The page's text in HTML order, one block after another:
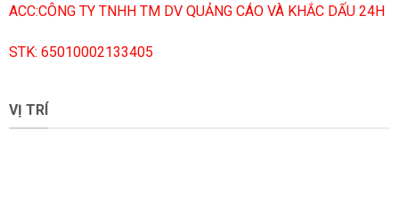
ACC:CÔNG TY TNHH TM DV QUẢNG CÁO VÀ KHẮC DẤU 24H
STK: 65010002133405
VỊ TRÍ